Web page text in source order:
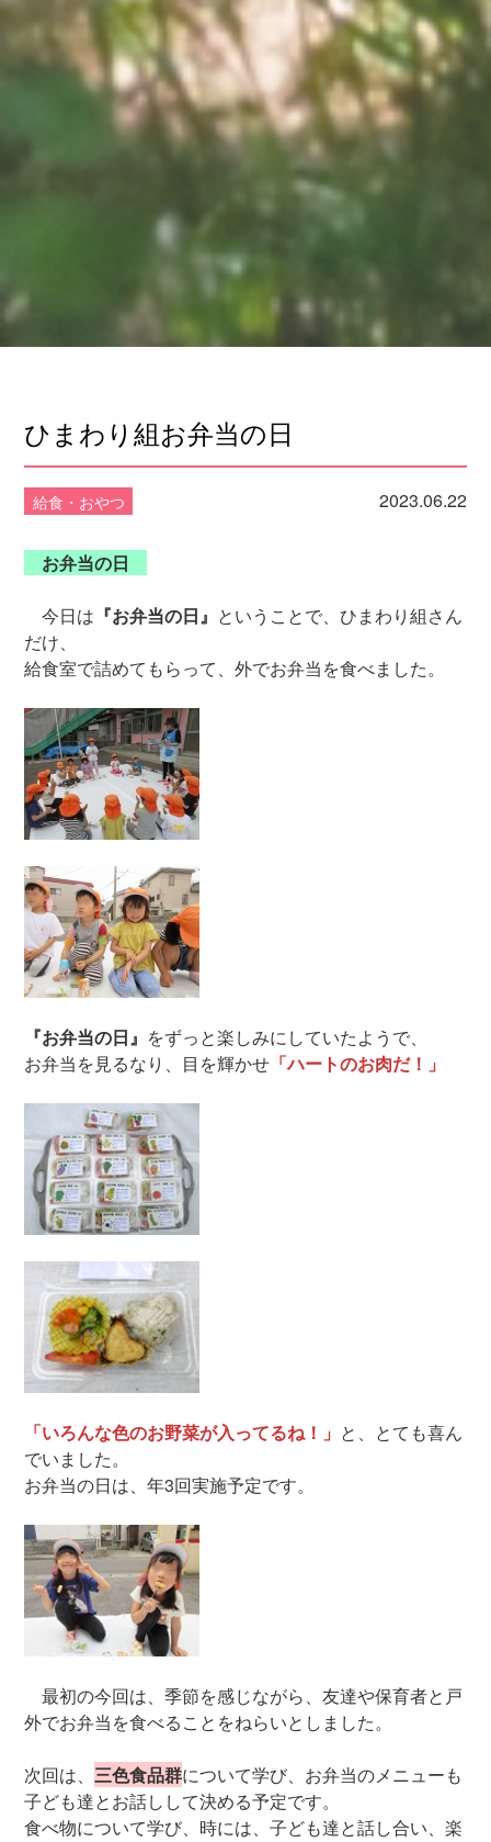
ひまわり組お弁当の日
給食・おやつ 2023.06.22
お弁当の日
今日は 『お弁当の日』 ということで、ひまわり組さん
だけ、
給食室で詰めてもらって、外でお弁当を食べました。
『お弁当の日』 をずっと楽しみにしていたようで、
お弁当を見るなり、目を輝かせ 「ハートのお肉だ！」
「いろんな色のお野菜が入ってるね！」 と、とても喜ん
でいました。
お弁当の日は、年3回実施予定です。
最初の今回は、季節を感じながら、友達や保育者と戸
外でお弁当を食べることをねらいとしました。
次回は、三色食品群について学び、お弁当のメニューも
子ども達とお話しして決める予定です。
食べ物について学び、時には、子ども達と話し合い、楽